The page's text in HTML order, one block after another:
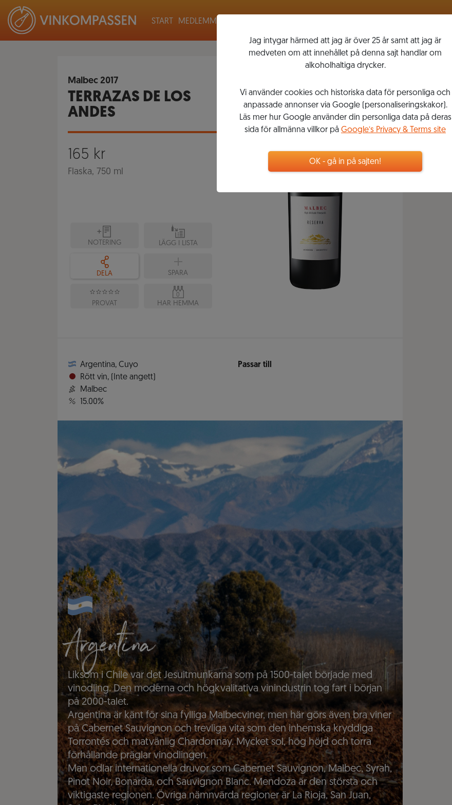
START MEDLEMMAR
Malbec 2017
TERRAZAS DE LOS
ANDES
165 kr
Flaska, 750 ml
NOTERING LÄGG I LISTA
DELA SPARA
PROVAT
0
HAR HEMMA
Argentina, Cuyo
Rött vin,
(Inte angett)
Malbec
15.00%
Passar till
Argentina
Liksom i Chile var det Jesuitmunkarna som på 1500-talet började med
vinodling. Den moderna och högkvalitativa vinindustrin tog fart i början
på 2000-talet.
Argentina är känt för sina fylliga Malbecviner, men här görs även bra viner
på Cabernet Sauvignon och trevliga vita som den inhemska kryddiga
Torrontés och matvänlig Chardonnay. Mycket sol, hög höjd och torra
förhållande präglar vinodlingen.
Man odlar internationella druvor som Cabernet Sauvignon, Malbec, Syrah,
Pinot Noir, Bonarda, och Sauvignon Blanc. Mendoza är den största och
viktigaste regionen. Övriga nämnvärda regioner är La Rioja, San Juan,
Jag intygar härmed att jag är över 25 år samt att jag är
medveten om att innehållet på denna sajt handlar om
alkoholhaltiga drycker.
Vi använder cookies och historiska data för personliga och
anpassade annonser via Google (personaliseringskakor).
Läs mer hur Google använder din personliga data på deras
sida för allmänna villkor på Google’s Privacy & Terms site
OK - gå in på sajten!